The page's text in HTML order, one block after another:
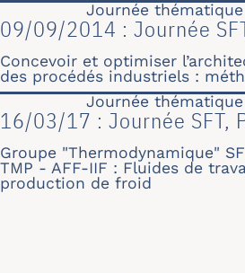
Journée thématique
09/09/2014 : Journée
Concevoir et optimiser
des procédés industriels :
Journée thématique
16/03/17 : Journée SFT,
Groupe "Thermodynamique"
TMP - AFF-IIF : Fluides de
production de froid